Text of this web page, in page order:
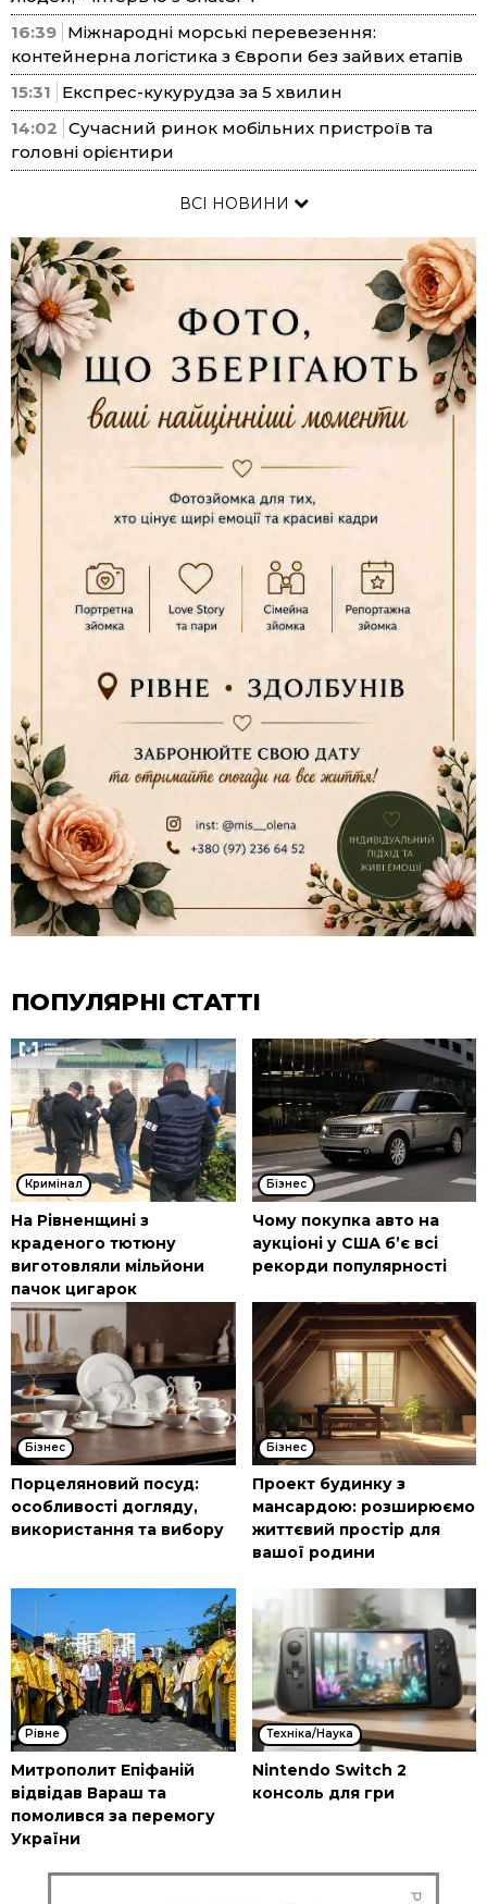
16:39 Міжнародні морські перевезення:
контейнерна логістика з Європи без зайвих етапів
15:31
Експрес-кукурудза за 5 хвилин
14:02 Сучасний ринок мобільних пристроїв та
головні орієнтири
ВСІ НОВИНИ
ПОПУЛЯРНІ СТАТТІ
Кримінал
На Рівненщині з
краденого тютюну
виготовляли мільйони
пачок цигарок
Бізнес
Чому покупка авто на
аукціоні у США б’є всі
рекорди популярності
Бізнес
Порцеляновий посуд:
особливості догляду,
використання та вибору
Бізнес
Проект будинку з
мансардою: розширюємо
життєвий простір для
вашої родини
Рівне
Митрополит Епіфаній
відвідав Вараш та
помолився за перемогу
України
Техніка/Наука
Nintendo Switch 2
консоль для гри